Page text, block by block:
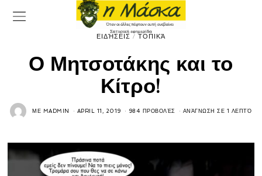
ΕΙΔΉΣΕΙΣ / ΤΟΠΙΚΆ
Ο Μητσοτάκης και το
Κίτρο!
ΜΕ MADMIN APRIL 11, 2019 984 ΠΡΟΒΟΛΈΣ ΑΝΆΓΝΩΣΗ ΣΕ 1 ΛΕΠΤΌ